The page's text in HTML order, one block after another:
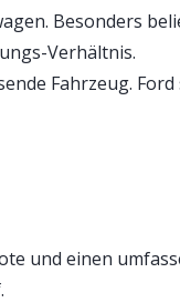
Besonders
Verhältnis.
Fahrzeug.
und einen